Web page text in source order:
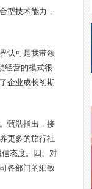
型技术能力，
认可是我带领
经营的模式很
企业成长初期
甄浩指出，接
更多的旅行社
态度。四、对
各部门的细致